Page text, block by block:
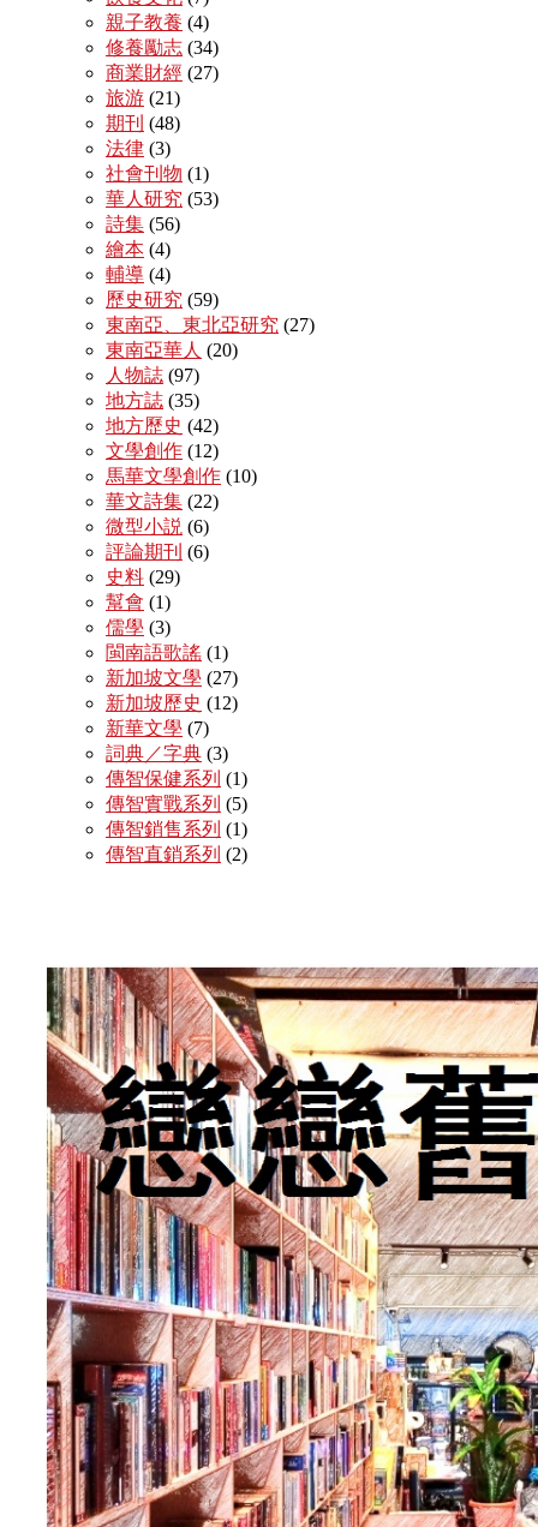
親子教養 (4)
修養勵志 (34)
商業財經 (27)
旅游 (21)
期刊 (48)
法律 (3)
社會刊物 (1)
華人研究 (53)
詩集 (56)
繪本 (4)
輔導 (4)
歷史研究 (59)
東南亞、東北亞研究 (27)
東南亞華人 (20)
人物誌 (97)
地方誌 (35)
地方歷史 (42)
文學創作 (12)
馬華文學創作 (10)
華文詩集 (22)
微型小説 (6)
評論期刊 (6)
史料 (29)
幫會 (1)
儒學 (3)
閩南語歌謠 (1)
新加坡文學 (27)
新加坡歷史 (12)
新華文學 (7)
詞典／字典 (3)
傳智保健系列 (1)
傳智實戰系列 (5)
傳智銷售系列 (1)
傳智直銷系列 (2)